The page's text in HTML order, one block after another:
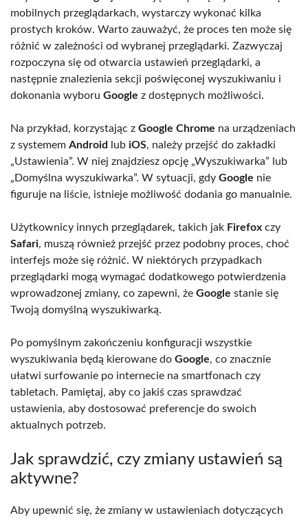
mobilnych przeglądarkach, wystarczy wykonać kilka
prostych kroków. Warto zauważyć, że proces ten może się
różnić w zależności od wybranej przeglądarki. Zazwyczaj
rozpoczyna się od otwarcia ustawień przeglądarki, a
następnie znalezienia sekcji poświęconej wyszukiwaniu i
dokonania wyboru Google z dostępnych możliwości.
Na przykład, korzystając z Google Chrome na urządzeniach
z systemem Android lub iOS, należy przejść do zakładki
„Ustawienia”. W niej znajdziesz opcję „Wyszukiwarka” lub
„Domyślna wyszukiwarka”. W sytuacji, gdy Google nie
figuruje na liście, istnieje możliwość dodania go manualnie.
Użytkownicy innych przeglądarek, takich jak Firefox czy
Safari, muszą również przejść przez podobny proces, choć
interfejs może się różnić. W niektórych przypadkach
przeglądarki mogą wymagać dodatkowego potwierdzenia
wprowadzonej zmiany, co zapewni, że Google stanie się
Twoją domyślną wyszukiwarką.
Po pomyślnym zakończeniu konfiguracji wszystkie
wyszukiwania będą kierowane do Google, co znacznie
ułatwi surfowanie po internecie na smartfonach czy
tabletach. Pamiętaj, aby co jakiś czas sprawdzać
ustawienia, aby dostosować preferencje do swoich
aktualnych potrzeb.
Jak sprawdzić, czy zmiany ustawień są
aktywne?
Aby upewnić się, że zmiany w ustawieniach dotyczących